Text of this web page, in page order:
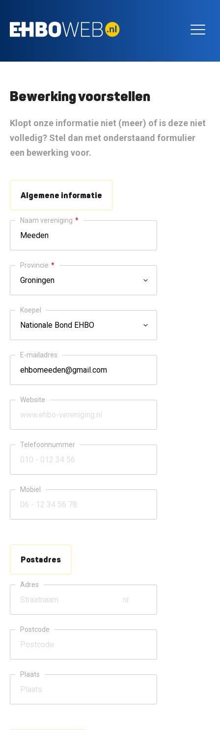
Bewerking voorstellen
Klopt onze informatie niet (meer) of is deze niet
volledig? Stel dan met onderstaand formulier
een bewerking voor.
Algemene informatie
Naam vereniging *
Provincie *
Koepel
E-mailadres
Website
Telefoonnummer
Mobiel
Postadres
Adres
Postcode
Plaats